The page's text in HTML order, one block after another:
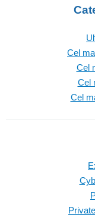
Cel
Cel
Cel
Cel